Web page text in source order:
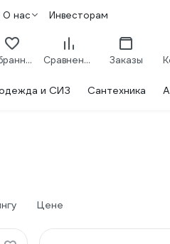
О нас Инвесторам
Избранное Сравнение Заказы
и СИЗ Сантехника
Цене